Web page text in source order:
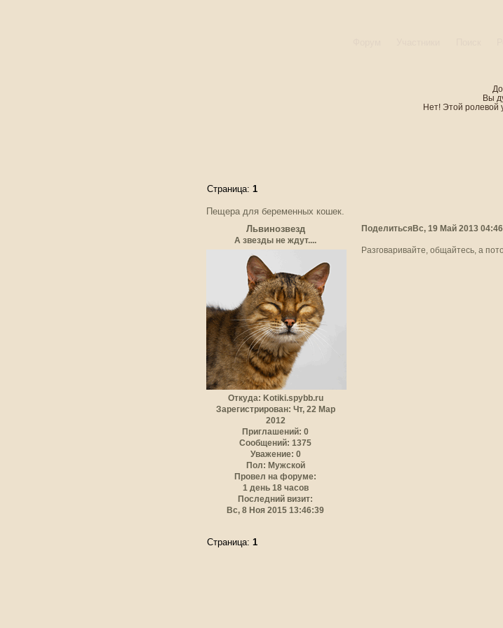
Вы
Нет! Этой ролевой
Пещера для беременных кошек.
Страница: 1
ПоделитьсяВс, 19 Май 2013
Львинозвезд
А звезды не ждут....
Откуда: Kotiki.spybb.ru
Зарегистрирован: Чт, 22 Мар
2012
Приглашений: 0
Сообщений: 1375
Уважение: 0
Пол: Мужской
Провел на форуме:
1 день 18 часов
Последний визит:
Вс, 8 Ноя 2015 13:46:39
Разговаривайте, общайтесь, а
Страница: 1